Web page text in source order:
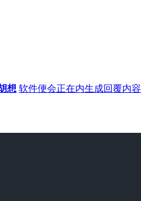
想 软件便会正在内生成回覆内容